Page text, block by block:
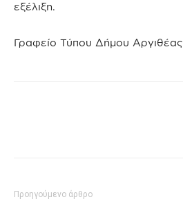
εξέλιξη.
Γραφείο Τύπου Δήμου Αργιθέας
Προηγούμενο άρθρο